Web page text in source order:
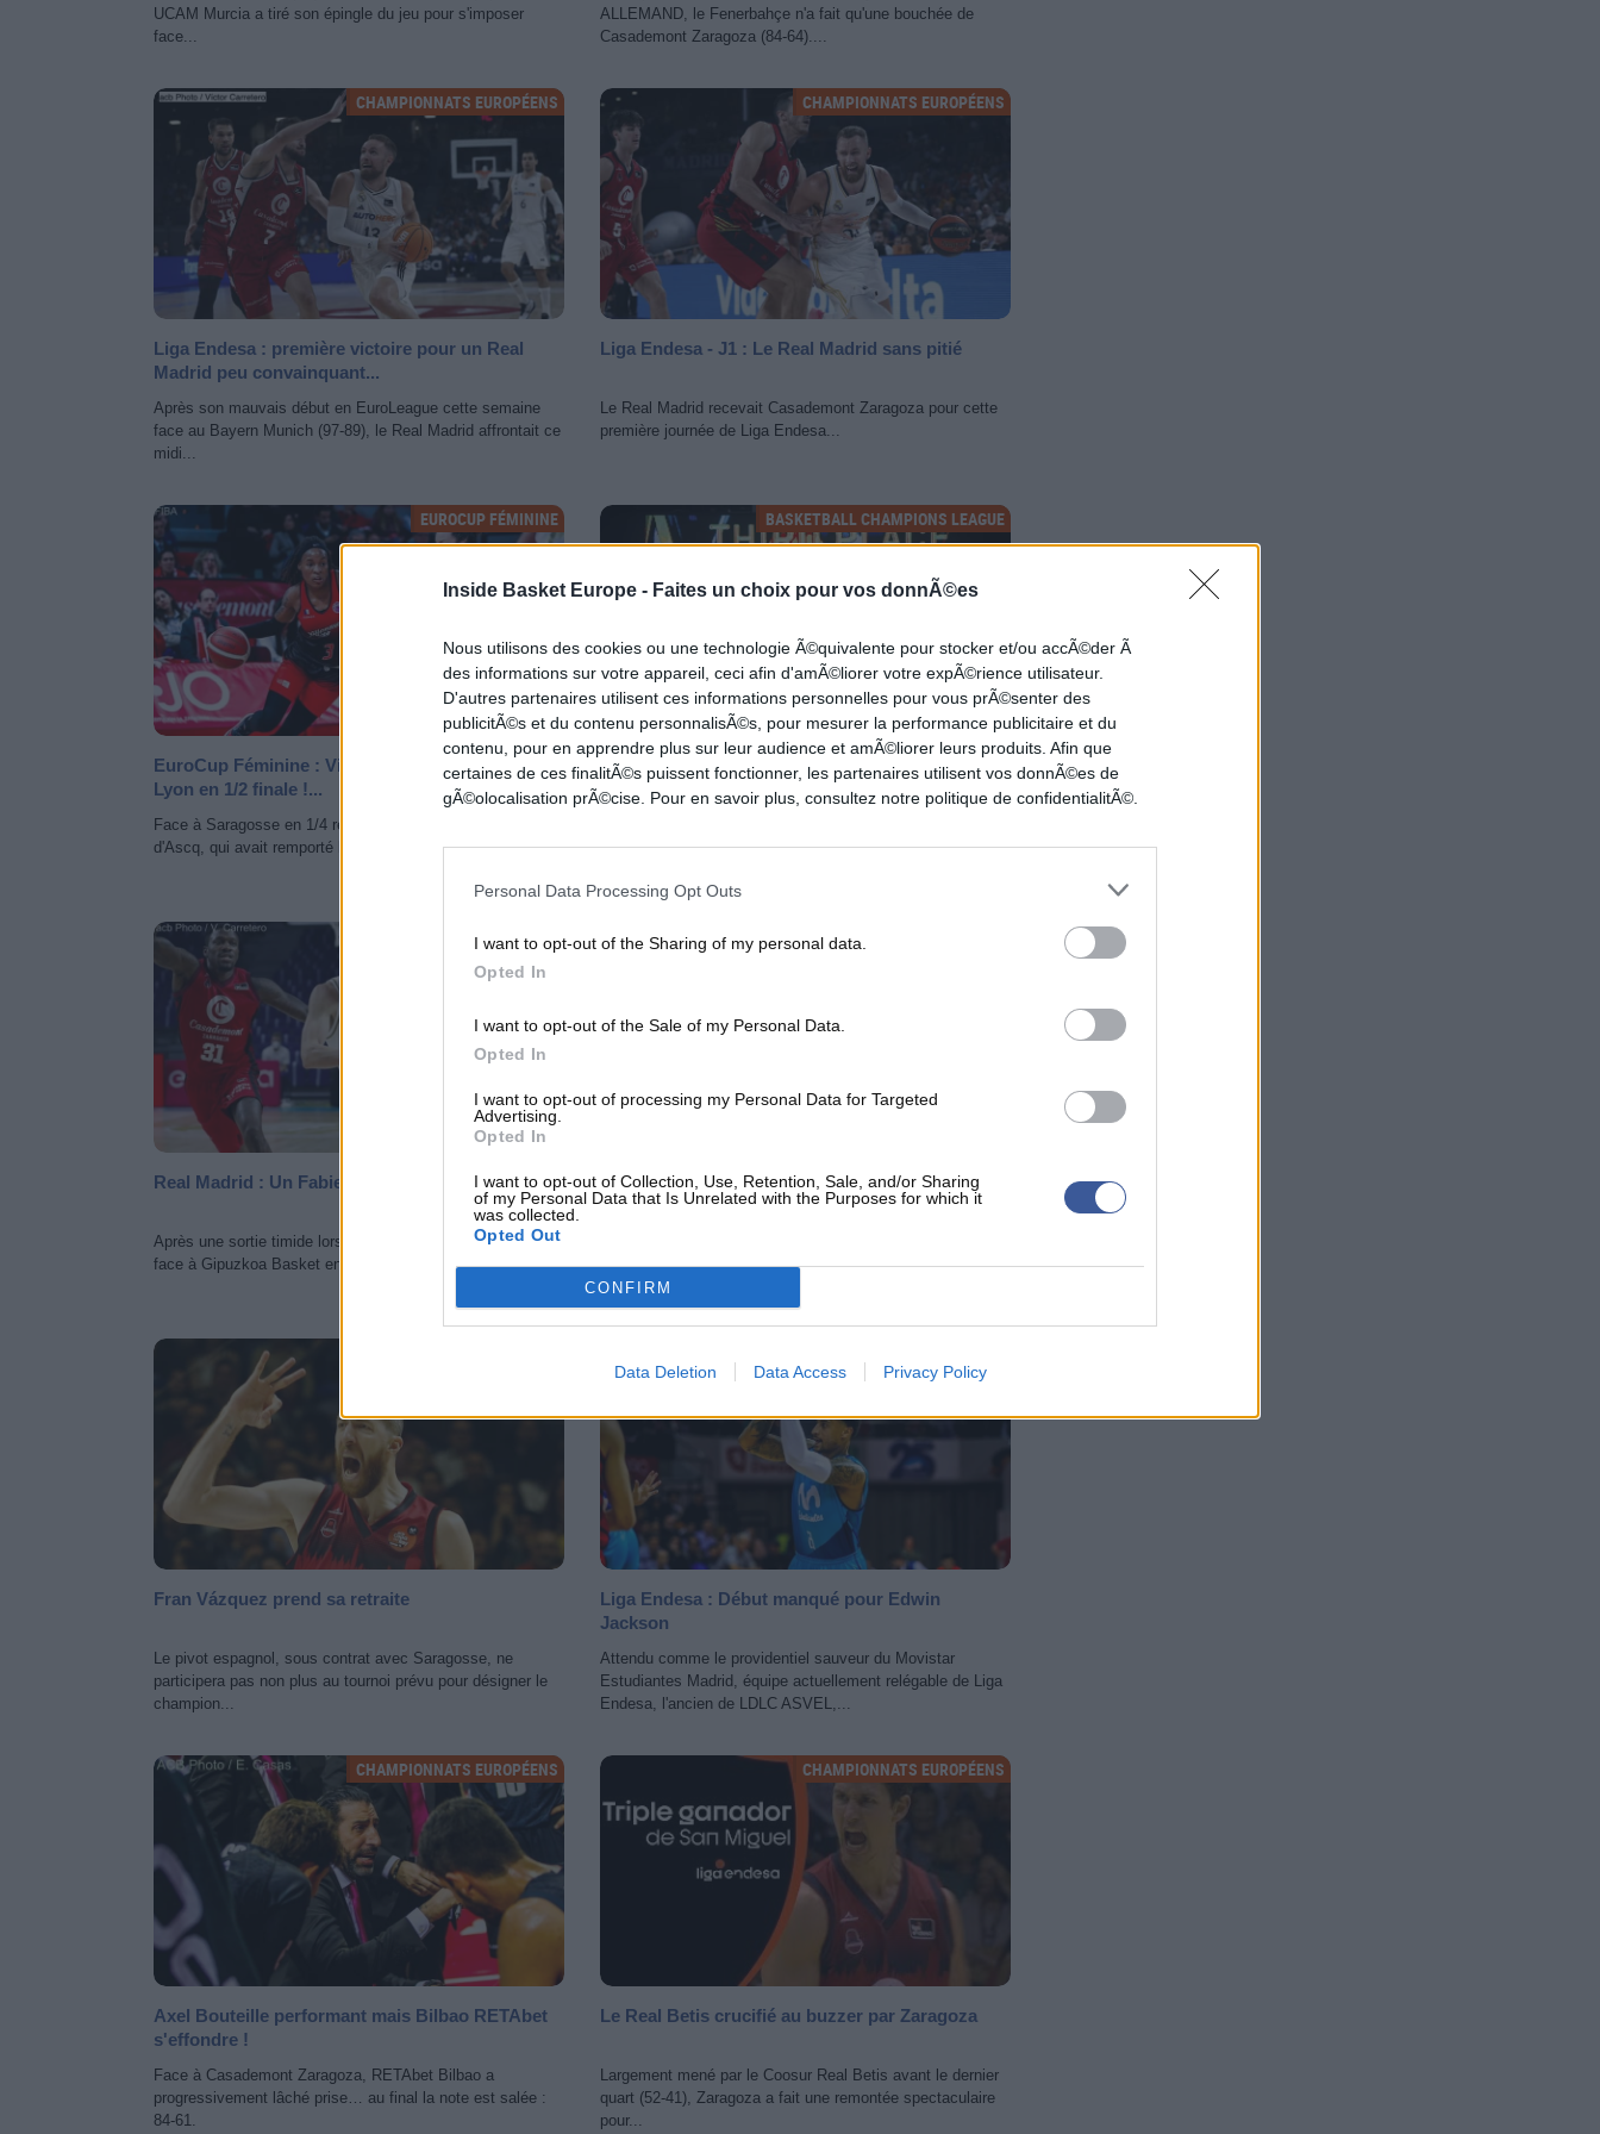
Inside Basket Europe - Faites un choix pour vos donnÃ©es
Nous utilisons des cookies ou une technologie Ã©quivalente pour stocker et/ou accÃ©der Ã
des informations sur votre appareil, ceci afin d'amÃ©liorer votre expÃ©rience utilisateur.
D'autres partenaires utilisent ces informations personnelles pour vous prÃ©senter des
publicitÃ©s et du contenu personnalisÃ©s, pour mesurer la performance publicitaire et du
contenu, pour en apprendre plus sur leur audience et amÃ©liorer leurs produits. Afin que
certaines de ces finalitÃ©s puissent fonctionner, les partenaires utilisent vos donnÃ©es de
gÃ©olocalisation prÃ©cise. Pour en savoir plus, consultez notre politique de confidentialitÃ©.
Personal Data Processing Opt Outs
I want to opt-out of the Sharing of my personal data.
Opted In
I want to opt-out of the Sale of my Personal Data.
Opted In
I want to opt-out of processing my Personal Data for Targeted
Advertising.
Opted In
I want to opt-out of Collection, Use, Retention, Sale, and/or Sharing
of my Personal Data that Is Unrelated with the Purposes for which it
was collected.
Opted Out
CONFIRM
Data Deletion Data Access Privacy Policy
UCAM Murcia a tiré son épingle du jeu pour s'imposer
face...
ALLEMAND, le Fenerbahçe n'a fait qu'une bouchée de
Casademont Zaragoza (84-64)....
CHAMPIONNATS EUROPÉENS
Liga Endesa : première victoire pour un Real
Madrid peu convainquant...
Après son mauvais début en EuroLeague cette semaine
face au Bayern Munich (97-89), le Real Madrid affrontait ce
midi...
CHAMPIONNATS EUROPÉENS
Liga Endesa - J1 : Le Real Madrid sans pitié
Le Real Madrid recevait Casademont Zaragoza pour cette
première journée de Liga Endesa...
EUROCUP FÉMININE
EuroCup Féminine : Villeneuve d'Ascq rejoint
Lyon en 1/2 finale !...
Face à Saragosse en 1/4 retour de l'EuroCup, Villeneuve
d'Ascq, qui avait remporté le match aller avec +16 pts,...
BASKETBALL CHAMPIONS LEAGUE
Basketball Champions League : La JDA Dijon en
bronze !
la Basketball Champions League après la victoire de la...
CHAMPIONNATS EUROPÉENS
Real Madrid : Un Fabien Causeur d'attaque
Après une sortie timide lors de la victoire du Real Madrid
face à Gipuzkoa Basket en 1ère journée de...
TRANSFERTS EUROPE
Rasheed Sulaimon (JDA Dijon) s'envole pour
Zaragoza
Espagne où il découvrira la Liga Endesa sous les...
Fran Vázquez prend sa retraite
Le pivot espagnol, sous contrat avec Saragosse, ne
participera pas non plus au tournoi prévu pour désigner le
champion...
Liga Endesa : Début manqué pour Edwin
Jackson
Attendu comme le providentiel sauveur du Movistar
Estudiantes Madrid, équipe actuellement relégable de Liga
Endesa, l'ancien de LDLC ASVEL,...
CHAMPIONNATS EUROPÉENS
Axel Bouteille performant mais Bilbao RETAbet
s'effondre !
Face à Casademont Zaragoza, RETAbet Bilbao a
progressivement lâché prise… au final la note est salée :
84-61.
CHAMPIONNATS EUROPÉENS
Le Real Betis crucifié au buzzer par Zaragoza
Largement mené par le Coosur Real Betis avant le dernier
quart (52-41), Zaragoza a fait une remontée spectaculaire
pour...